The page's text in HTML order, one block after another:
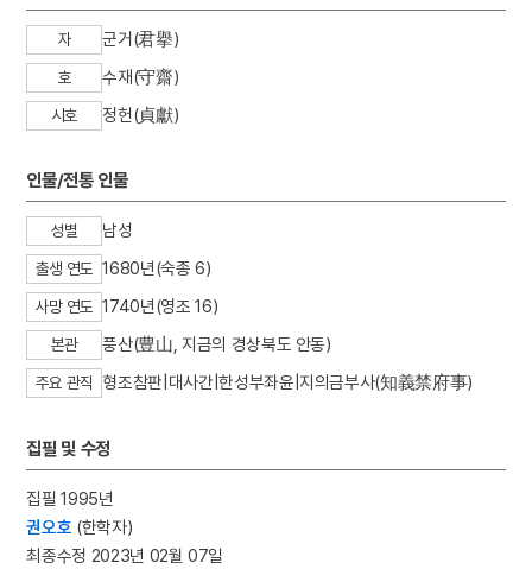
10 호랑이
1
금성대군
2 세조
3 세종
5
6
7 엄흥도
8
이대원
찬송가
자 군거(君擧)
호 수재(守齋)
시호 정헌(貞獻)
인물/전통 인물
성별 남성
출생 연도 1680년(숙종 6)
사망 연도 1740년(영조 16)
본관 풍산(豊山, 지금의 경상북도 안동)
주요 관직 형조참판|대사간|한성부좌윤|지의금부사(知義禁府事)
집필 및 수정
집필 1995년
권오호 (한학자)
최종수정 2023년 02월 07일